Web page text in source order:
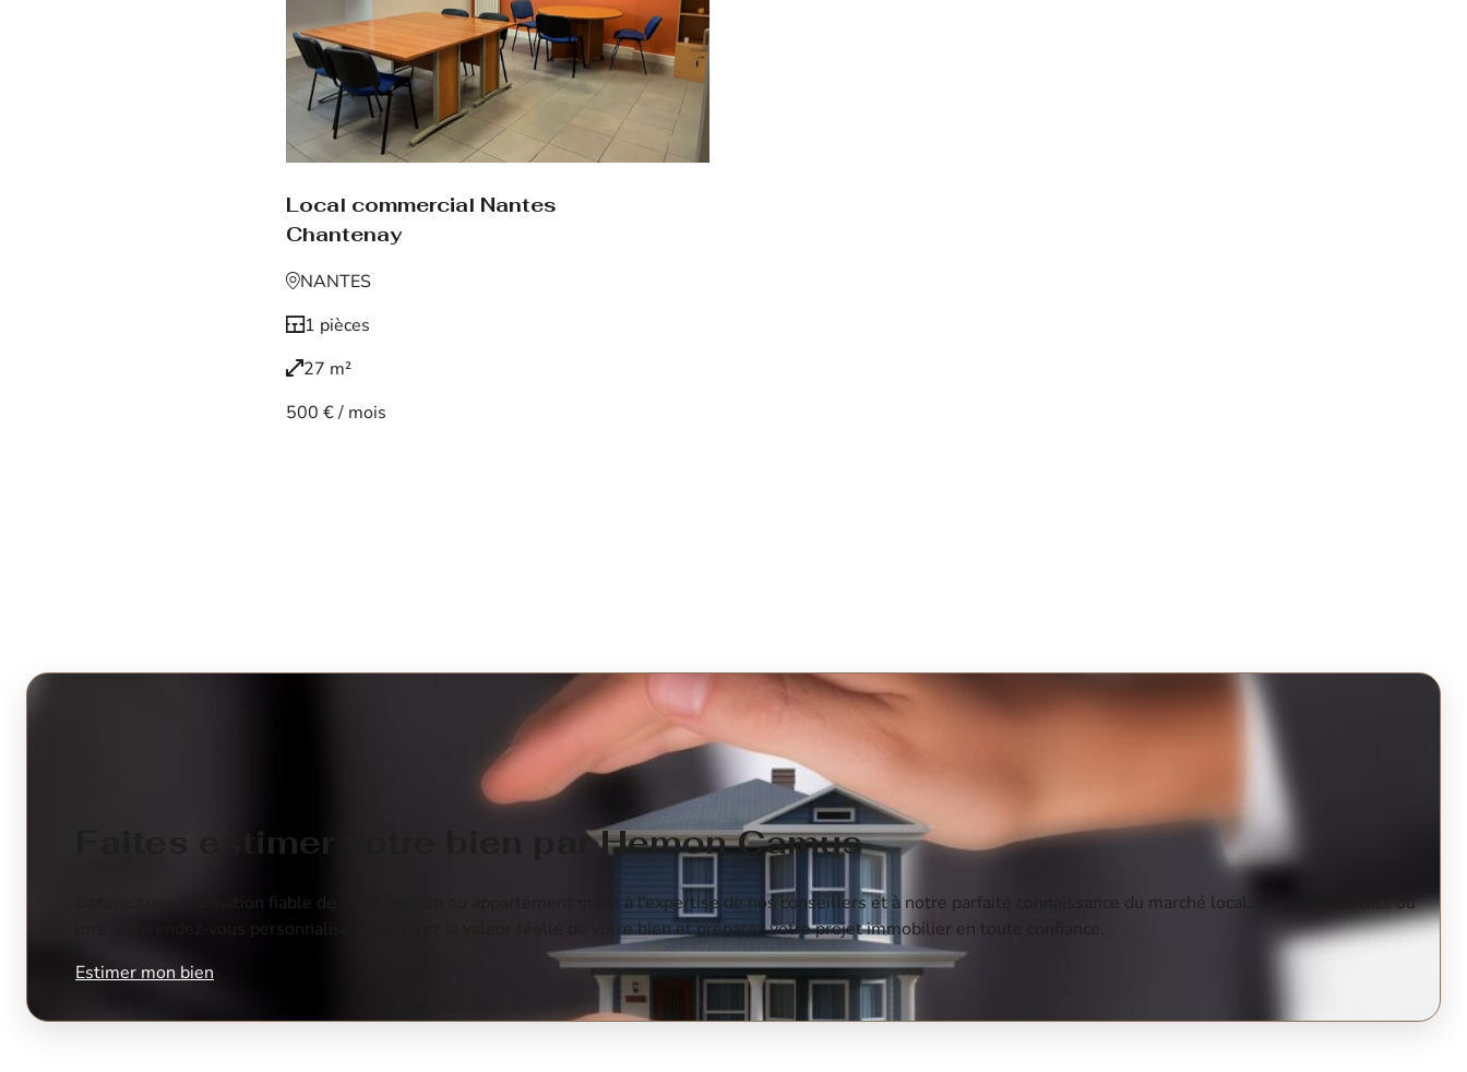
Local commercial Nantes
Chantenay
NANTES
1 pièces
27 m²
500 € / mois
Faites estimer votre bien par Hemon Camus
Obtenez une estimation fiable de votre maison ou appartement grâce à l’expertise de nos conseillers et à notre parfaite connaissance du marché local. En quelques clics ou
lors d’un rendez-vous personnalisé, découvrez la valeur réelle de votre bien et préparez votre projet immobilier en toute confiance.
Estimer mon bien